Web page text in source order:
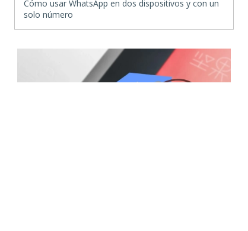
Cómo usar WhatsApp en dos dispositivos y con un
solo número